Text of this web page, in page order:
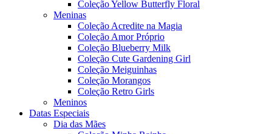
Coleção Yellow Butterfly Floral
Meninas
Coleção Acredite na Magia
Coleção Amor Próprio
Coleção Blueberry Milk
Coleção Cute Gardening Girl
Coleção Meiguinhas
Coleção Morangos
Coleção Retro Girls
Meninos
Datas Especiais
Dia das Mães